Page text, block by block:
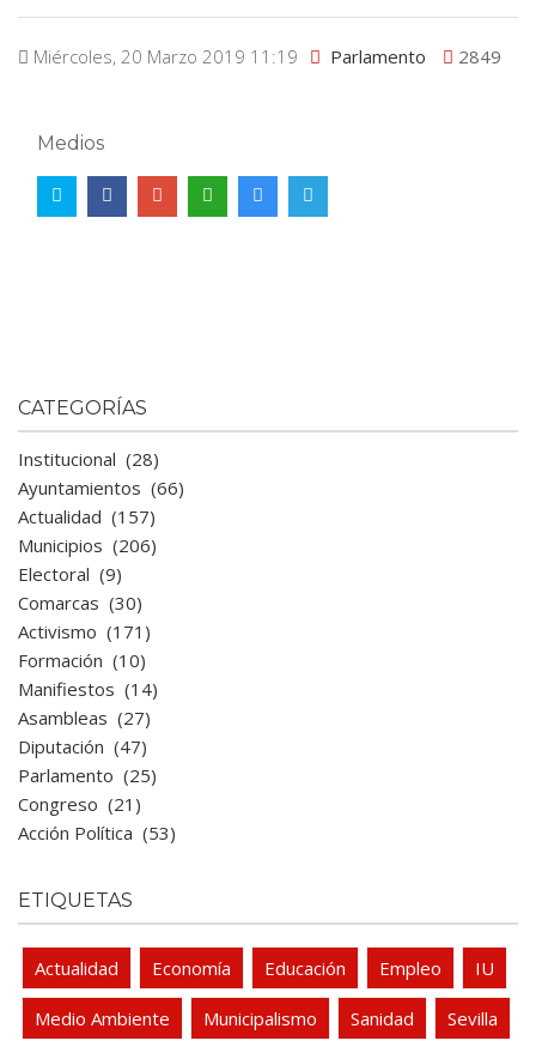
Miércoles, 20 Marzo 2019 11:19 Parlamento 2849
Medios
CATEGORÍAS
Institucional (28)
Ayuntamientos (66)
Actualidad (157)
Municipios (206)
Electoral (9)
Comarcas (30)
Activismo (171)
Formación (10)
Manifiestos (14)
Asambleas (27)
Diputación (47)
Parlamento (25)
Congreso (21)
Acción Política (53)
ETIQUETAS
Actualidad Economía Educación Empleo IU
Medio Ambiente Municipalismo Sanidad Sevilla